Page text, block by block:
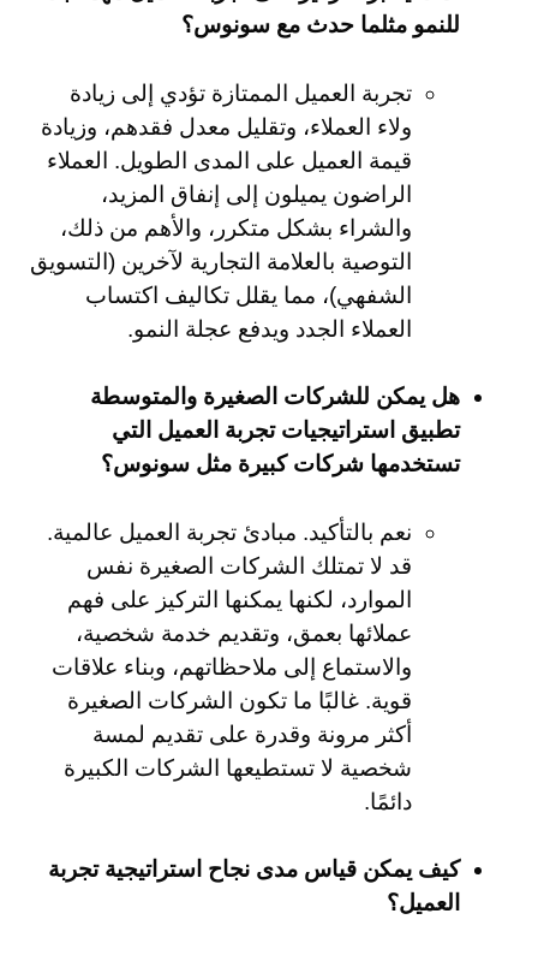
للنمو مثلما حدث مع سونوس؟
تجربة العميل الممتازة تؤدي إلى زيادة
ولاء العملاء، وتقليل معدل فقدهم، وزيادة
قيمة العميل على المدى الطويل. العملاء
الراضون يميلون إلى إنفاق المزيد،
والشراء بشكل متكرر، والأهم من ذلك،
التوصية بالعلامة التجارية لآخرين (التسويق
الشفهي)، مما يقلل تكاليف اكتساب
العملاء الجدد ويدفع عجلة النمو.
هل يمكن للشركات الصغيرة والمتوسطة
تطبيق استراتيجيات تجربة العميل التي
تستخدمها شركات كبيرة مثل سونوس؟
نعم بالتأكيد. مبادئ تجربة العميل عالمية.
قد لا تمتلك الشركات الصغيرة نفس
الموارد، لكنها يمكنها التركيز على فهم
عملائها بعمق، وتقديم خدمة شخصية،
والاستماع إلى ملاحظاتهم، وبناء علاقات
قوية. غالبًا ما تكون الشركات الصغيرة
أكثر مرونة وقدرة على تقديم لمسة
شخصية لا تستطيعها الشركات الكبيرة
دائمًا.
كيف يمكن قياس مدى نجاح استراتيجية تجربة
العميل؟